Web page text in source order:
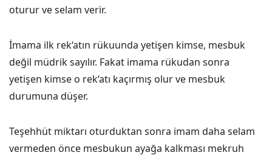
oturur ve selam verir.
İmama ilk rek‘atın rükuunda yetişen kimse, mesbuk
değil müdrik sayılır. Fakat imama rükudan sonra
yetişen kimse o rek‘atı kaçırmış olur ve mesbuk
durumuna düşer.
Teşehhüt miktarı oturduktan sonra imam daha selam
vermeden önce mesbukun ayağa kalkması mekruh